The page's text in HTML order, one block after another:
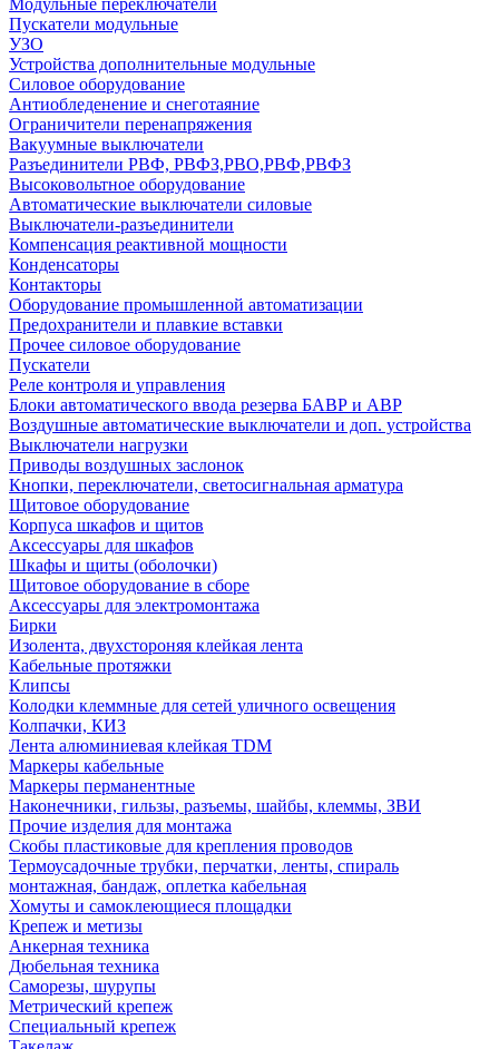
Модульные переключатели
Пускатели модульные
УЗО
Устройства дополнительные модульные
Силовое оборудование
Антиобледенение и снеготаяние
Ограничители перенапряжения
Вакуумные выключатели
Разъединители РВФ, РВФЗ,РВО,РВФ,РВФЗ
Высоковольтное оборудование
Автоматические выключатели cиловые
Выключатели-разъединители
Компенсация реактивной мощности
Конденсаторы
Контакторы
Оборудование промышленной автоматизации
Предохранители и плавкие вставки
Прочее силовое оборудование
Пускатели
Реле контроля и управления
Блоки автоматического ввода резерва БАВР и АВР
Воздушные автоматические выключатели и доп. устройства
Выключатели нагрузки
Приводы воздушных заслонок
Кнопки, переключатели, светосигнальная арматура
Щитовое оборудование
Корпуса шкафов и щитов
Аксессуары для шкафов
Шкафы и щиты (оболочки)
Щитовое оборудование в сборе
Аксессуары для электромонтажа
Бирки
Изолента, двухстороняя клейкая лента
Кабельные протяжки
Клипсы
Колодки клеммные для сетей уличного освещения
Колпачки, КИЗ
Лента алюминиевая клейкая TDM
Маркеры кабельные
Маркеры перманентные
Наконечники, гильзы, разъемы, шайбы, клеммы, ЗВИ
Прочие изделия для монтажа
Скобы пластиковые для крепления проводов
Термоусадочные трубки, перчатки, ленты, спираль
монтажная, бандаж, оплетка кабельная
Хомуты и самоклеющиеся площадки
Крепеж и метизы
Анкерная техника
Дюбельная техника
Саморезы, шурупы
Метрический крепеж
Специальный крепеж